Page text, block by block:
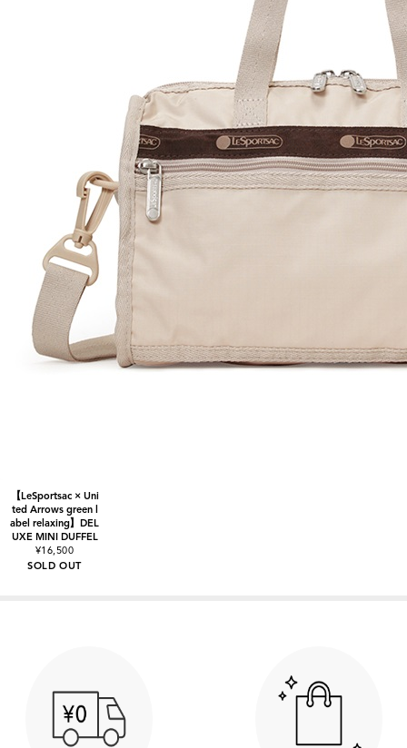
【LeSportsac × Uni
ted Arrows green l
abel relaxing】DEL
UXE MINI DUFFEL
¥16,500
SOLD OUT